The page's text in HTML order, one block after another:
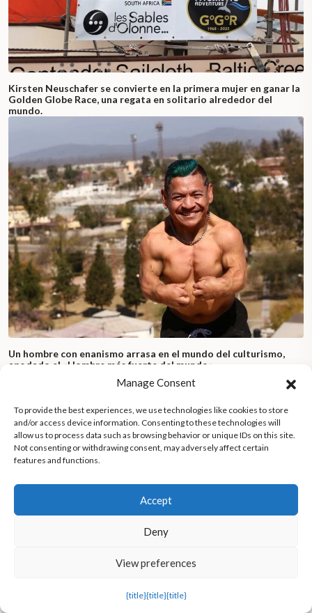
Kirsten Neuschafer se convierte en la primera mujer en ganar la
Golden Globe Race, una regata en solitario alrededor del
mundo.
Un hombre con enanismo arrasa en el mundo del culturismo,
apodado el «Hombre más fuerte del mundo».
Manage Consent
To provide the best experiences, we use technologies like cookies to store
and/or access device information. Consenting to these technologies will
allow us to process data such as browsing behavior or unique IDs on this site.
Not consenting or withdrawing consent, may adversely affect certain
features and functions.
Accept
Deny
View preferences
{title}{title}{title}